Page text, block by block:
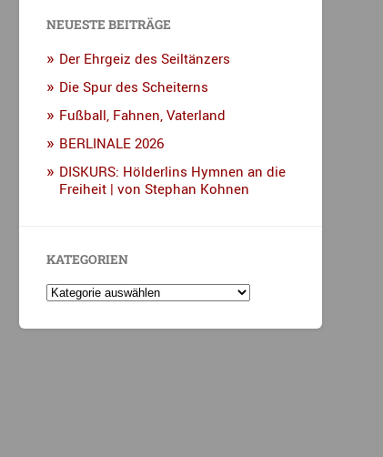
NEUESTE BEITRÄGE
Der Ehrgeiz des Seiltänzers
Die Spur des Scheiterns
Fußball, Fahnen, Vaterland
BERLINALE 2026
DISKURS: Hölderlins Hymnen an die
Freiheit | von Stephan Kohnen
KATEGORIEN